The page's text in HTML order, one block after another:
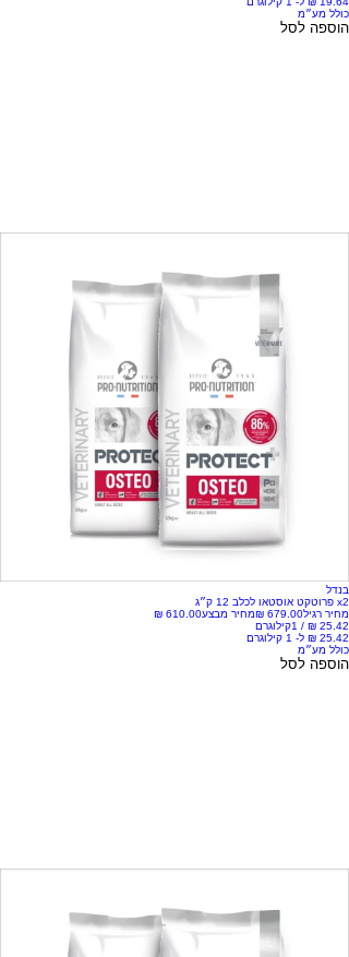
כולל מע״מ
הוספה לסל
בנדל
x2 פרוטקט אוסטאו לכלב 12 ק״ג
מחיר רגיל
מחיר מבצע
/ 1קילוגרם
כולל מע״מ
הוספה לסל